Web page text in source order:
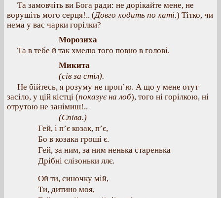
Та замовчіть ви Бога ради: не дорікайте мене, не
ворушіть мого серця!.. (Довго ходить по хаті.) Тітко, чи
нема у вас чарки горілки?
Морозиха
Та в тебе й так хмелю того повно в голові.
Микита
(сів за стіл).
Не бійтесь, я розуму не проп’ю. А що у мене отут
засіло, у цій кістці (показує на лоб), того ні горілкою, ні
отрутою не занімиш!..
(Співа.)
Гей, і п’є козак, п’є,
Бо в козака гроші є.
Гей, за ним, за ним ненька старенька
Дрібні слізоньки ллє.
Ой ти, синочку мій,
Ти, дитино моя,